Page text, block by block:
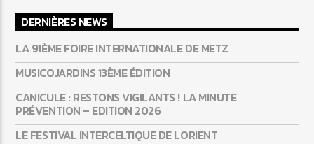
DERNIÈRES NEWS
LA 91ÈME FOIRE INTERNATIONALE DE METZ
MUSICOJARDINS 13ÈME ÉDITION
CANICULE : RESTONS VIGILANTS ! LA MINUTE
PRÉVENTION – EDITION 2026
LE FESTIVAL INTERCELTIQUE DE LORIENT